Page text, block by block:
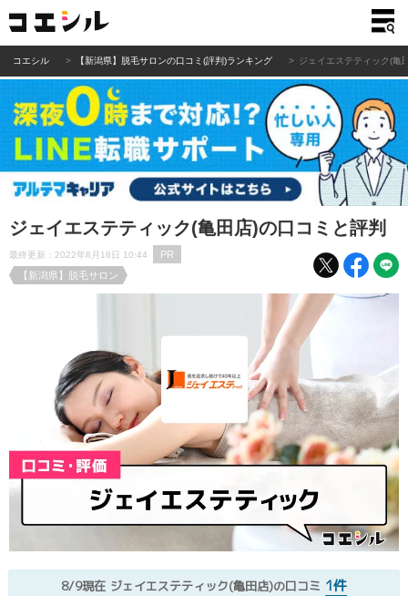
コエシル 【新潟県】脱毛サロンの口コミ(評判)ランキング ジェイエステティック(亀
ジェイエステティック(亀田店)の口コミと評判
最終更新：2022年8月18日 10:44
PR
【新潟県】脱毛サロン
8/9現在 ジェイエステティック(亀田店)の口コミ 1件